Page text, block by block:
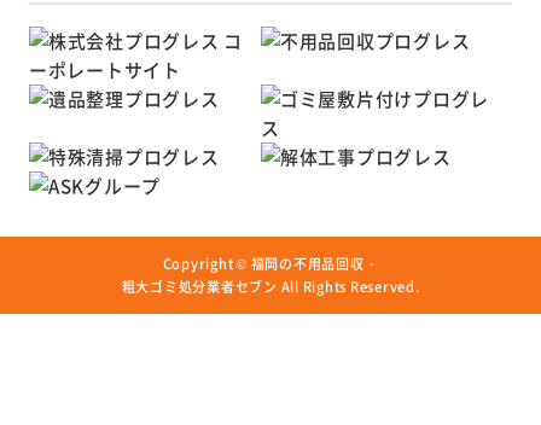
Copyright © 福岡の不用品回収・
粗大ゴミ処分業者セブン All Rights Reserved.